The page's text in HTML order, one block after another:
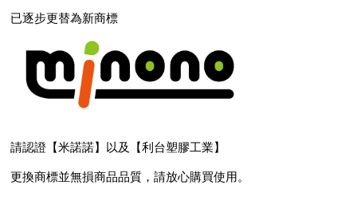
已逐步更替為新商標
請認證【米諾諾】以及【利台塑膠工業】
更換商標並無損商品品質，請放心購買使用。